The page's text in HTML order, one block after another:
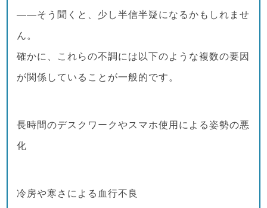
――そう聞くと、少し半信半疑になるかもしれませ
ん。
確かに、これらの不調には以下のような複数の要因
が関係していることが一般的です。
長時間のデスクワークやスマホ使用による姿勢の悪
化
冷房や寒さによる血行不良